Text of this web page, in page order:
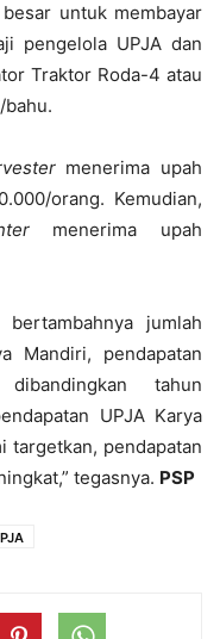
untuk membayar
pengelola UPJA dan
Traktor Roda-4 atau
bahu.
menerima upah
orang. Kemudian,
menerima upah
bertambahnya jumlah
Mandiri, pendapatan
tahun
UPJA Karya
targetkan, pendapatan
tegasnya. PSP